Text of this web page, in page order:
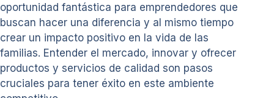
oportunidad fantástica para emprendedores que
buscan hacer una diferencia y al mismo tiempo
crear un impacto positivo en la vida de las
familias. Entender el mercado, innovar y ofrecer
productos y servicios de calidad son pasos
cruciales para tener éxito en este ambiente